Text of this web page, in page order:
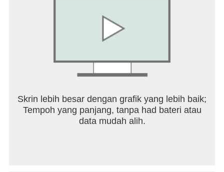
Skrin lebih besar dengan grafik yang lebih baik;
Tempoh yang panjang, tanpa had bateri atau
data mudah alih.